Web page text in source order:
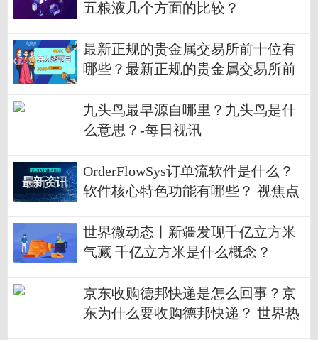
五粮液几个方面的比较？
最新正规的贵金属交易所前十位有
哪些？最新正规的贵金属交易所前
九头鸟最早源自哪里？九头鸟是什
么意思？-每日视讯
OrderFlowSys订单流软件是什么？
软件核心特色功能有哪些？ 视焦点
世界微动态丨新疆发现千亿立方米
气藏 千亿立方米是什么概念？
京东收购德邦快递是怎么回事？京
东为什么要收购德邦快递？ 世界热